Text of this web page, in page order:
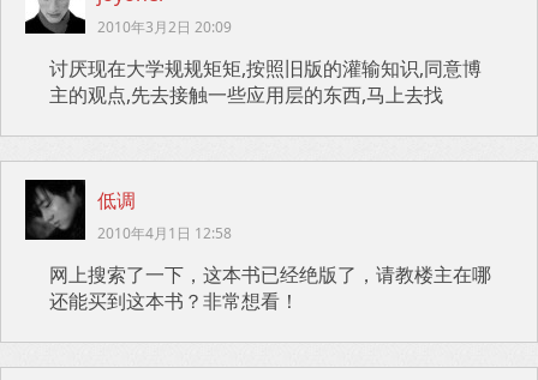
2010年3月2日 20:09
讨厌现在大学规规矩矩,按照旧版的灌输知识,同意博
主的观点,先去接触一些应用层的东西,马上去找
低调
2010年4月1日 12:58
网上搜索了一下，这本书已经绝版了，请教楼主在哪
还能买到这本书？非常想看！